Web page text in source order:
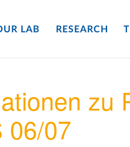
LAB RESEARCH
zu
06/07